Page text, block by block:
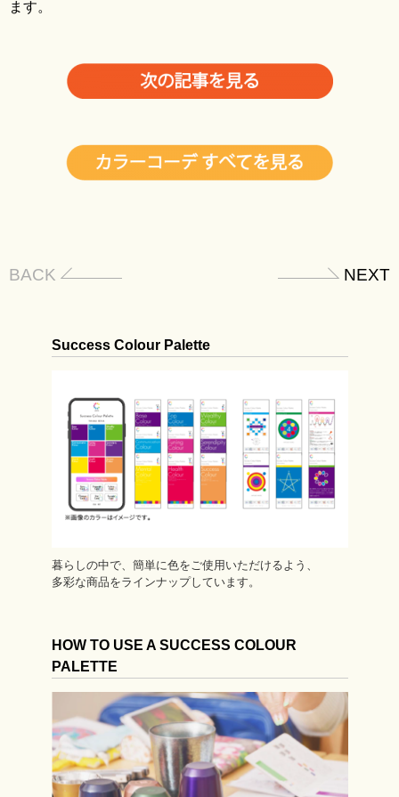
ます。
BACK NEXT
Success Colour Palette
暮らしの中で、簡単に色をご使用いただけるよう、
多彩な商品をラインナップしています。
HOW TO USE A SUCCESS COLOUR
PALETTE